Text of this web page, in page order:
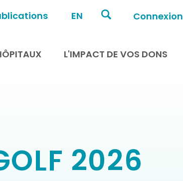
EN Connexion
L'IMPACT DE VOS DONS
2026